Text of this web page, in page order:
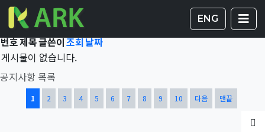
ENG
Total 41,782건1 페이지 게시판
공지사항 목록
번호제목글쓴이조회날짜
게시물이 없습니다.
열린
1 페이지
2
페이지3페이지4
페이지5페이지6
페이지7
페이지8
페이지9
페이지10
페이지 다음 맨끝